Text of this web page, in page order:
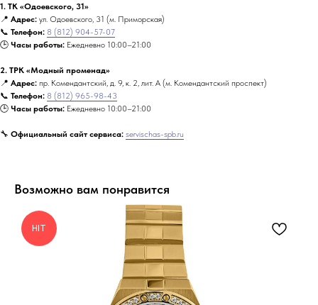
1. ТК «Одоевского, 31»
📍 Адрес: ул. Одоевского, 31 (м. Приморская)
📞 Телефон: 8 (812) 904-57-07
🕒 Часы работы: Ежедневно 10:00–21:00
2. ТРК «Модный променад»
📍 Адрес: пр. Комендантский, д. 9, к. 2, лит. А (м. Комендантский проспект)
📞 Телефон: 8 (812) 965-98-43
🕒 Часы работы: Ежедневно 10:00–21:00
🔧 Официальный сайт сервиса: servischas-spb.ru
Возможно вам понравится
HIT